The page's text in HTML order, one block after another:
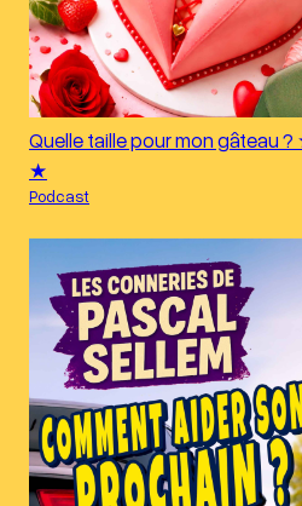
Quelle taille pour mon gâteau
★
Podcast